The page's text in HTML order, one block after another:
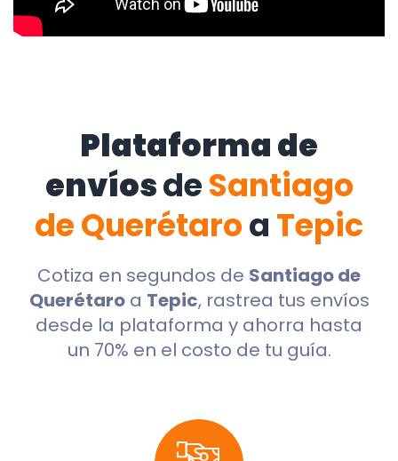
Plataforma de
envíosdeSantiago
de Querétaroa Tepic
Cotiza en segundos de Santiago de
Querétaroa Tepic, rastrea tus envíos
desde la plataforma y ahorra hasta
un 70% en el costo de tu guía.